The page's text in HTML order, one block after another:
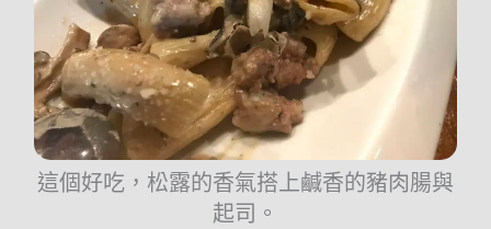
這個好吃，松露的香氣搭上鹹香的豬肉腸與
起司。